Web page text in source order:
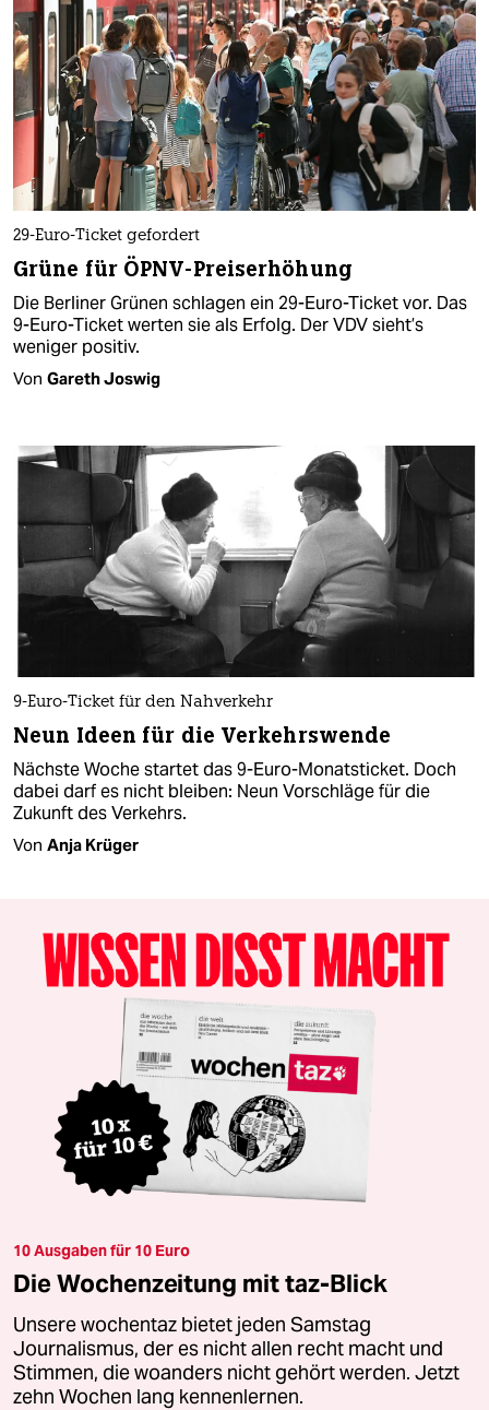
29-Euro-Ticket gefordert
Grüne für ÖPNV-Preiserhöhung
Die Berliner Grünen schlagen ein 29-Euro-Ticket vor. Das
9-Euro-Ticket werten sie als Erfolg. Der VDV sieht’s
weniger positiv.
Von Gareth Joswig
9-Euro-Ticket für den Nahverkehr
Neun Ideen für die Verkehrswende
Nächste Woche startet das 9-Euro-Monatsticket. Doch
dabei darf es nicht bleiben: Neun Vorschläge für die
Zukunft des Verkehrs.
Von Anja Krüger
10 Ausgaben für 10 Euro
Die Wochenzeitung mit taz-Blick
Unsere wochentaz bietet jeden Samstag
Journalismus, der es nicht allen recht macht und
Stimmen, die woanders nicht gehört werden. Jetzt
zehn Wochen lang kennenlernen.